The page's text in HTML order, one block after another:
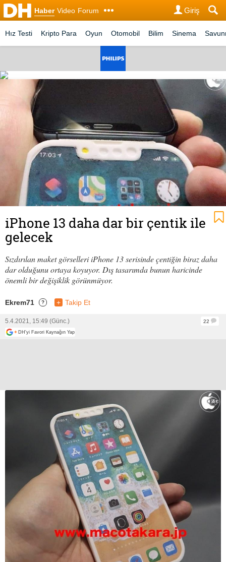
Haber Video Forum Giriş
Hız Testi Kripto Para Oyun Otomobil Bilim Sinema
iPhone 13 daha dar bir çentik ile
gelecek
Sızdırılan maket görselleri iPhone 13 serisinde çentiğin biraz daha
dar olduğunu ortaya koyuyor. Dış tasarımda bunun haricinde
önemli bir değişiklik görünmüyor.
Ekrem71 ? + Takip Et
5.4.2021, 15:49 (Günc.)
22
+ DH'yi Favori Kaynağın Yap